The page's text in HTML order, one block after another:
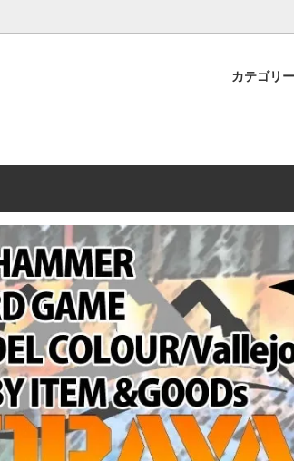
。通販・オンラインショップです！ ウォーハ
ォーハンマー関連、サバゲー装備(実物)も豊富
カテゴリー
ウォーハンマー オールドワールド
シタデルカラー・シタデルブランド
テム
vallejo(ファレホ)
カードスリーブ
11版
ウォーハンマーワールド製品
勢力ダイス
デスウォッチ
ミニチュア輸送用プロテクトケース
ARMORED CORE[アーマードコア]
ゲームマーケット2025秋
ンマー
ストと
て
ウォーハンマー40000 大会 2026
WAKAYAMA